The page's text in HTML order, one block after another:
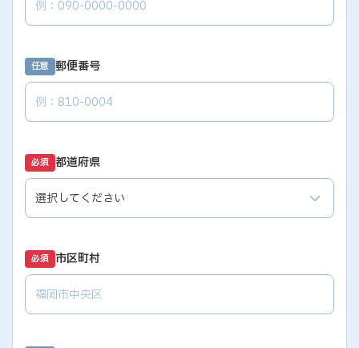
任意 郵便番号
必須 都道府県
必須 市区町村